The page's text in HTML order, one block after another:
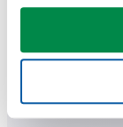
Adopté par des